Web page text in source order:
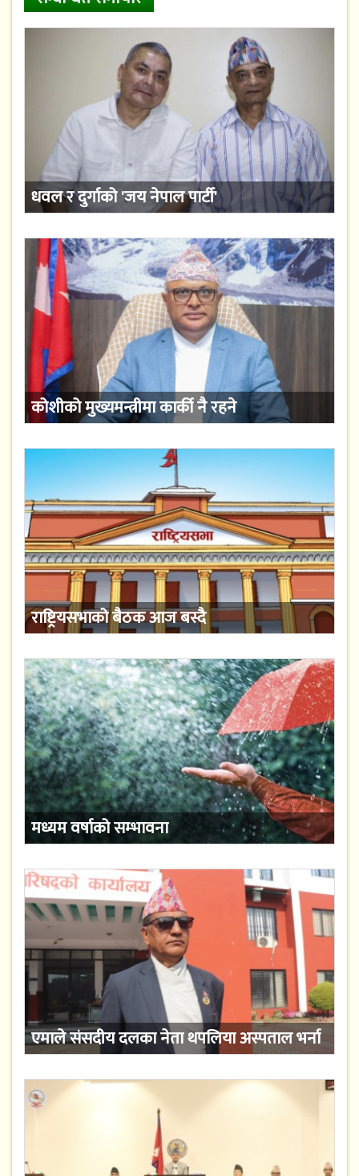
धवल र दुर्गाको 'जय नेपाल पार्टी'
कोशीको मुख्यमन्त्रीमा कार्की नै रहने
राष्ट्रियसभाको बैठक आज बस्दै
मध्यम वर्षाको सम्भावना
एमाले संसदीय दलका नेता थपलिया अस्पताल भर्ना